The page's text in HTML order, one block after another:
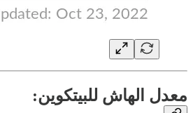
معدل الهاش للبيتكوين: